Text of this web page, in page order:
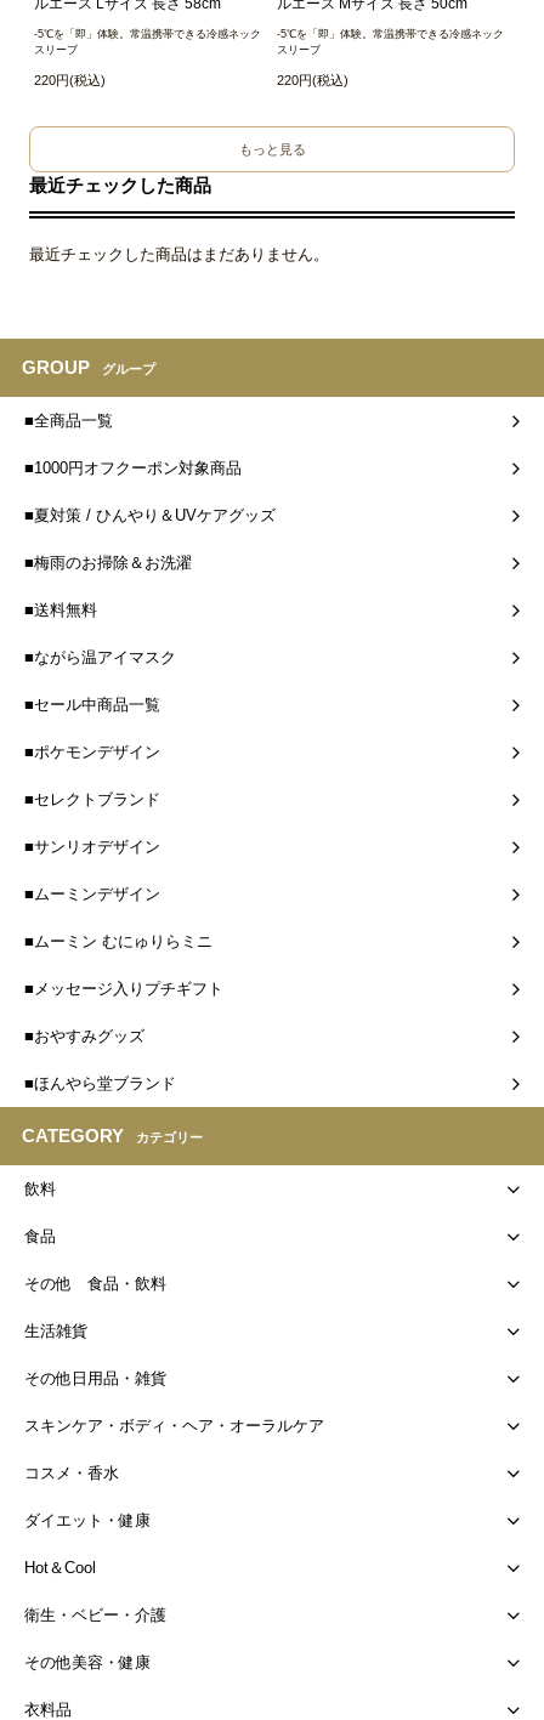
-5℃を「即」体験。常温携帯できる冷感ネック
スリーブ
220円(税込)
-5℃を「即」体験。常温携帯できる冷感ネック
スリーブ
220円(税込)
もっと見る
最近チェックした商品
最近チェックした商品はまだありません。
GROUP グループ
■全商品一覧
■1000円オフクーポン対象商品
■夏対策 / ひんやり＆UVケアグッズ
■梅雨のお掃除＆お洗濯
■送料無料
■ながら温アイマスク
■セール中商品一覧
■ポケモンデザイン
■セレクトブランド
■サンリオデザイン
■ムーミンデザイン
■ムーミン むにゅりらミニ
■メッセージ入りプチギフト
■おやすみグッズ
■ほんやら堂ブランド
CATEGORY カテゴリー
飲料
食品
その他 食品・飲料
生活雑貨
その他日用品・雑貨
スキンケア・ボディ・ヘア・オーラルケア
コスメ・香水
ダイエット・健康
Hot＆Cool
衛生・ベビー・介護
その他美容・健康
衣料品